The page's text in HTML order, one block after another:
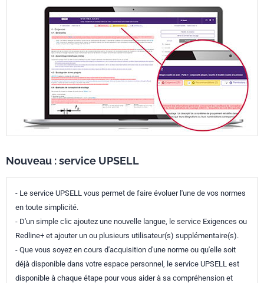
Nouveau : service UPSELL
- Le service UPSELL vous permet de faire évoluer l'une de vos normes
en toute simplicité.
- D'un simple clic ajoutez une nouvelle langue, le service Exigences ou
Redline+ et ajouter un ou plusieurs utilisateur(s) supplémentaire(s).
- Que vous soyez en cours d'acquisition d'une norme ou qu'elle soit
déjà disponible dans votre espace personnel, le service UPSELL est
disponible à chaque étape pour vous aider à sa compréhension et